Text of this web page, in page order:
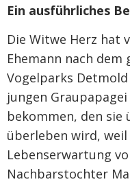
Ein ausführliches
Die Witwe Herz hat
Ehemann nach dem
Vogelparks
jungen
bekommen, den
überleben wird,
Lebenserwartung
Nachbarstochter